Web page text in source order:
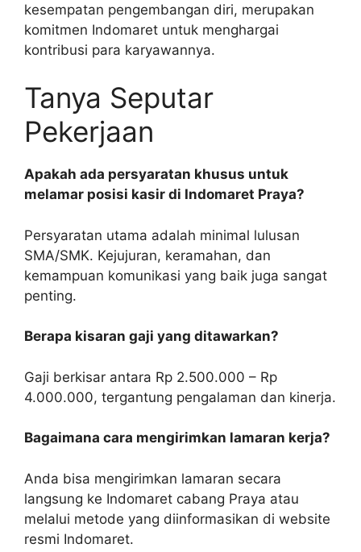
kesempatan pengembangan diri, merupakan
komitmen Indomaret untuk menghargai
kontribusi para karyawannya.
Tanya Seputar
Pekerjaan
Apakah ada persyaratan khusus untuk
melamar posisi kasir di Indomaret Praya?
Persyaratan utama adalah minimal lulusan
SMA/SMK. Kejujuran, keramahan, dan
kemampuan komunikasi yang baik juga sangat
penting.
Berapa kisaran gaji yang ditawarkan?
Gaji berkisar antara Rp 2.500.000 – Rp
4.000.000, tergantung pengalaman dan kinerja.
Bagaimana cara mengirimkan lamaran kerja?
Anda bisa mengirimkan lamaran secara
langsung ke Indomaret cabang Praya atau
melalui metode yang diinformasikan di website
resmi Indomaret.